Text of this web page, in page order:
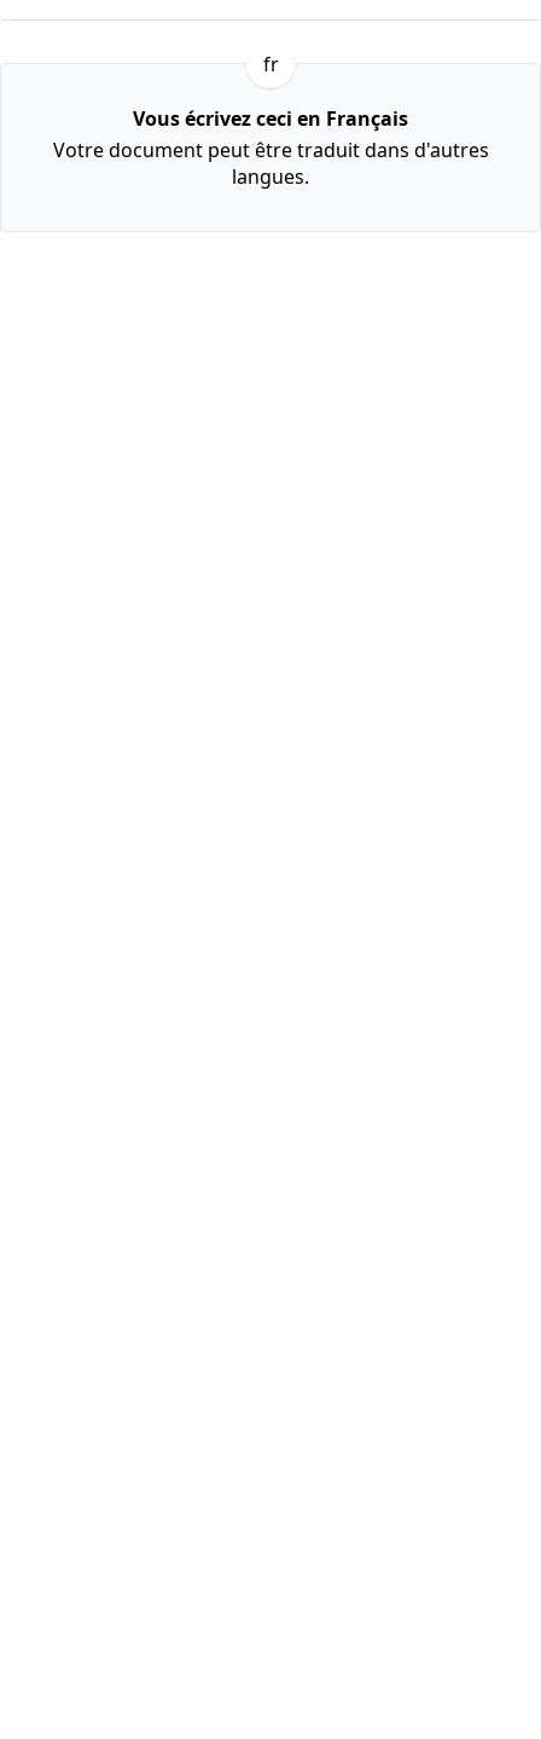
fr
Vous écrivez ceci en Français
Votre document peut être traduit dans d'autres
langues.